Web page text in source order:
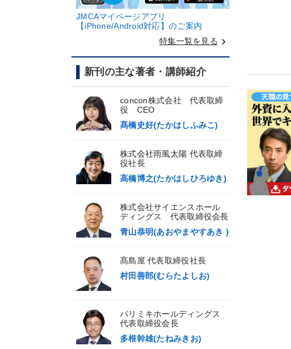
JMCAマイページアプリ
【iPhone/Android対応】のご案内
特集一覧を見る keyboard_arrow_right
新刊の主な著者・講師紹介
concon株式会社 代表取締
役 CEO
髙橋史好(たかはしふみこ)
株式会社雨風太陽 代表取締
役社長
高橋博之(たかはしひろゆき)
株式会社サイエンスホール
ディングス 代表取締役会長
青山恭明(あおやまやすあき )
髙島屋 代表取締役社長
村田善郎(むらたよしお)
パリミキホールディングス
代表取締役会長
多根幹雄(たねみきお)